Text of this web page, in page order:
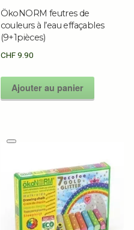
ÖkoNORM feutres de
couleurs à l’eau effaçables
(9+1pièces)
CHF9.90
Ajouter au panier